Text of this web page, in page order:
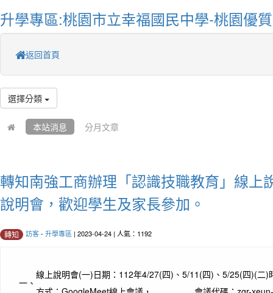
升學專區:桃園市立幸福國民中學-桃園優
返回首頁
選擇分類
本站消息 分月文章
轉知南強工商辦理「認識技職教育」線上
說明會，歡迎學生及家長參加。
轉知 訪客- 升學專區 | 2023-04-24 | 人氣：1192
一、
線上說明會(一)日期：112年4/27(四)、5/11(四)、5/25(四)(二)